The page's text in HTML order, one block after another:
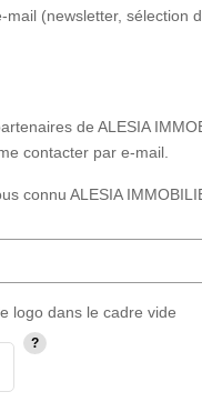
mail (newsletter, sélection
de ALESIA
contacter par e-mail.
connu ALESIA
logo dans le cadre vide